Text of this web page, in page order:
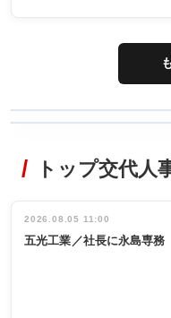
非鉄業界で
インタビュ
ー／社内ア
タックトレー
祝う 業界関
係者ら220人
出席
トップ交代人
2026.08.05 11:00
五光工業／社長に永島専務